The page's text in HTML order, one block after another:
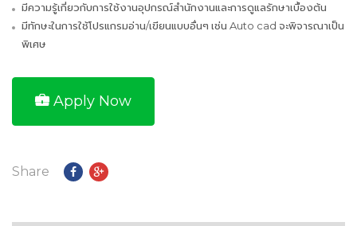
มีความรู้เกี่ยวกับการใช้งานอุปกรณ์สำนักงานและการดูแลรักษาเบื้องต้น
มีทักษะในการใช้โปรแกรมอ่าน/เขียนแบบอื่นๆ เช่น Auto cad จะพิจารณาเป็น
พิเศษ
Apply Now
Share